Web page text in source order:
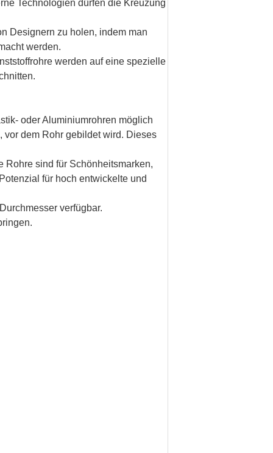
Technologien dürfen die Kreuzung
Designern zu holen, indem man
werden.
werden auf eine spezielle
oder Aluminiumrohren möglich
vor dem Rohr gebildet wird. Dieses
Rohre sind für Schönheitsmarken,
für hoch entwickelte und
verfügbar.